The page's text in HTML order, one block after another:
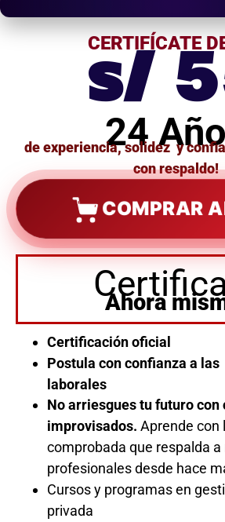
CERTIFÍCATE
s/
24
de experiencia, solidez y
con respaldo!
COMPRAR
Ahora
Certificación oficial
Postula con confianza a
laborales
No arriesgues tu futuro con
improvisados. Aprende con
comprobada que respalda a
profesionales desde hace
Cursos y programas en
privada